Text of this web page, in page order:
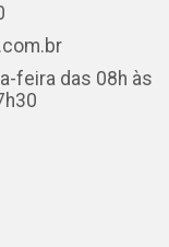
feira das 08h às